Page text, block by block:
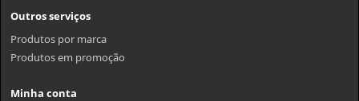
Outros serviços
Produtos por marca
Produtos em promoção
Minha conta